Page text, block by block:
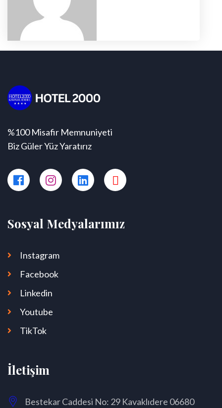
%100 Misafir Memnuniyeti
Biz Güler Yüz Yaratırız
Sosyal Medyalarımız
Instagram
Facebook
Linkedin
Youtube
TikTok
İletişim
Bestekar Caddesi No: 29 Kavaklıdere 06680